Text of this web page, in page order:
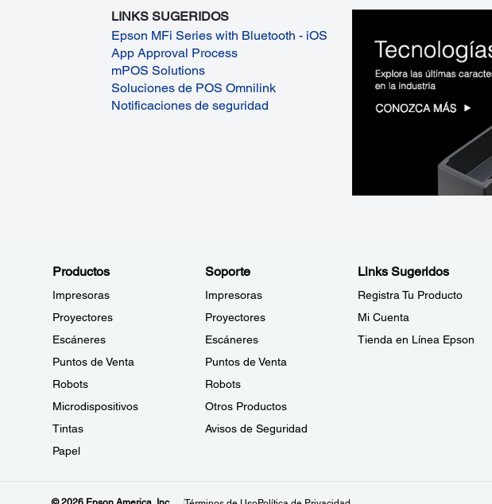
LINKS SUGERIDOS
Epson MFi Series with Bluetooth - iOS
App Approval Process
mPOS Solutions
Soluciones de POS Omnilink
Notificaciones de seguridad
Productos
Impresoras
Proyectores
Escáneres
Puntos de Venta
Robots
Microdispositivos
Tintas
Papel
Soporte
Impresoras
Proyectores
Escáneres
Puntos de Venta
Robots
Otros Productos
Avisos de Seguridad
Links Sugeridos
Registra Tu Producto
Mi Cuenta
Tienda en Línea Epson